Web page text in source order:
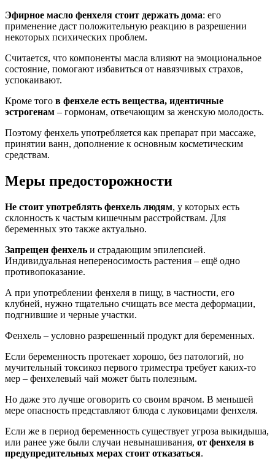
Эфирное масло фенхеля стоит держать дома: его
применение даст положительную реакцию в разрешении
некоторых психических проблем.
Считается, что компоненты масла влияют на эмоциональное
состояние, помогают избавиться от навязчивых страхов,
успокаивают.
Кроме того в фенхеле есть вещества, идентичные
эстрогенам – гормонам, отвечающим за женскую молодость.
Поэтому фенхель употребляется как препарат при массаже,
принятии ванн, дополнение к основным косметическим
средствам.
Меры предосторожности
Не стоит употреблять фенхель людям, у которых есть
склонность к частым кишечным расстройствам. Для
беременных это также актуально.
Запрещен фенхель и страдающим эпилепсией.
Индивидуальная непереносимость растения – ещё одно
противопоказание.
А при употреблении фенхеля в пищу, в частности, его
клубней, нужно тщательно счищать все места деформации,
подгнившие и черные участки.
Фенхель – условно разрешенный продукт для беременных.
Если беременность протекает хорошо, без патологий, но
мучительный токсикоз первого триместра требует каких-то
мер – фенхелевый чай может быть полезным.
Но даже это лучше оговорить со своим врачом. В меньшей
мере опасность представляют блюда с луковицами фенхеля.
Если же в период беременность существует угроза выкидыша,
или ранее уже были случаи невынашивания, от фенхеля в
предупредительных мерах стоит отказаться.